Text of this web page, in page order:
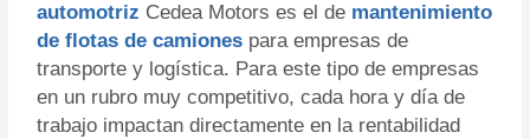
automotriz Cedea Motors es el de mantenimiento
de flotas de camiones para empresas de
transporte y logística. Para este tipo de empresas
en un rubro muy competitivo, cada hora y día de
trabajo impactan directamente en la rentabilidad